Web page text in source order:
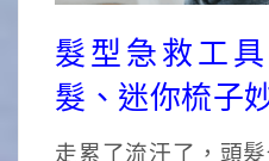
髮型急救工
髮、迷你梳子
走累了流汗了，頭